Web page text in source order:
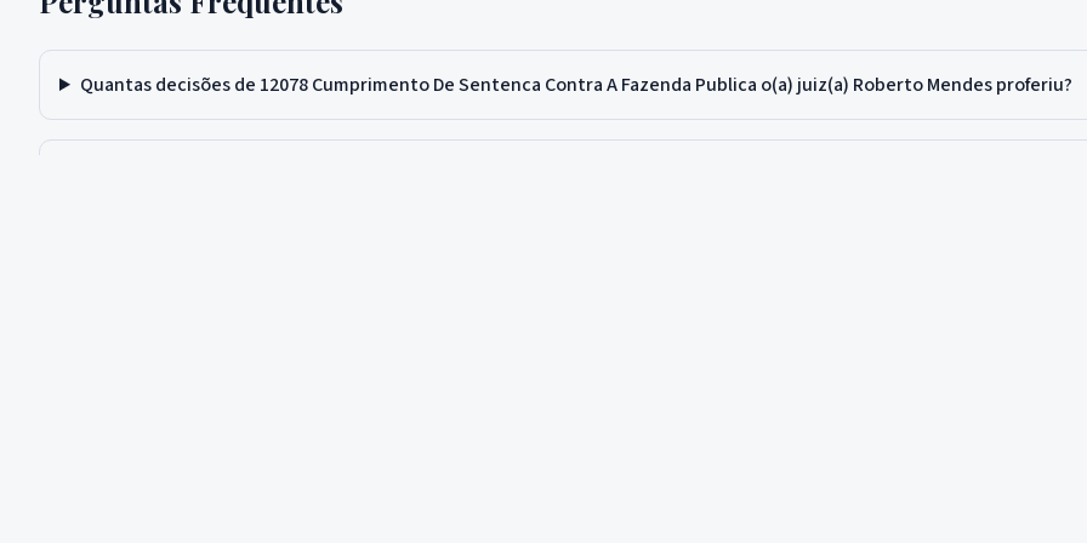
Quantas decisões de 12078 Cumprimento De Sentenca Contra A Fazenda Publica o(a) juiz(a) Roberto Mendes proferiu?